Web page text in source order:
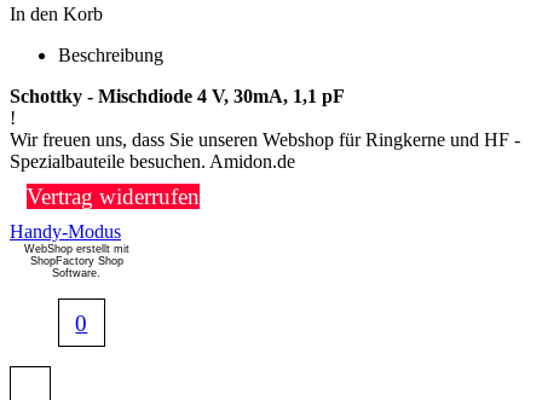
In den Korb
Beschreibung
Schottky - Mischdiode 4 V, 30mA, 1,1 pF
!
Wir freuen uns, dass Sie unseren Webshop für Ringkerne und HF -
Spezialbauteile besuchen. Amidon.de
Vertrag widerrufen
Handy-Modus
WebShop erstellt mit
ShopFactory Shop
Software.
0